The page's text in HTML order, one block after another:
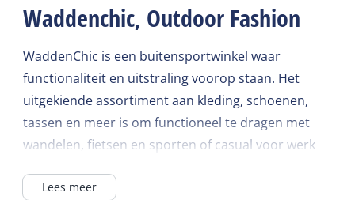
Waddenchic, Outdoor Fashion
WaddenChic is een buitensportwinkel waar
functionaliteit en uitstraling voorop staan. Het
uitgekiende assortiment aan kleding, schoenen,
tassen en meer is om functioneel te dragen met
wandelen, fietsen en sporten of casual voor werk
van de juiste uitrusting: een persoonlijke winkel
Lees meer